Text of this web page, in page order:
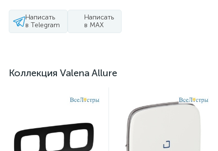
Написать
в Telegram
Написать
в MAX
Коллекция Valena Allure